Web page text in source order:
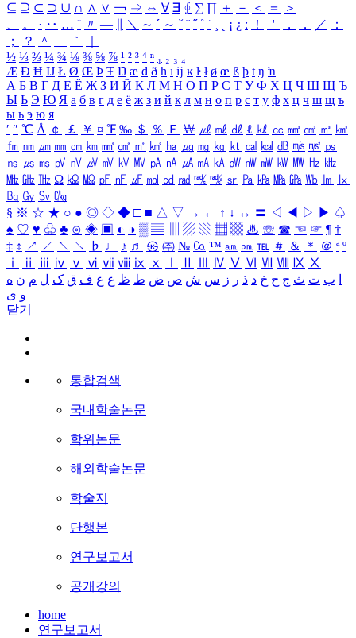
⊆ ⊇ ⊂ ⊃ ∪ ∩ ∧ ∨ ￢ ⇒ ⇔ ∀ ∃ ∮ ∑ ∏ ＋ － ＜ ＝
＞
、
。 · ‥ … ¨ 〃 ― ＼ ∼ ´ ～ ˇ ˘ ˝ ˚ ˙ ¸ ¡ ¿ ː ！ ＇ ， ． ／
：
；
？ ＾ ｀
½ ⅓ ⅔ ¼ ¾ ⅛ ⅜ ⅝ ⅞ ¹ ² ³ ⁴ ⁿ ₁ ₂ ₃ ₄
Æ Ð Ħ Ĳ Ł Ø Œ Þ Ŧ Ŋ æ đ ð ħ ı ĳ ĸ ŀ ł ø œ ß þ ŧ ŋ ŉ
А Б В Г Д Е Ё Ж З И Й К Л М Н О П Р С Т У Ф Х Ц Ч Ш Щ Ъ
Ы Ь Э Ю Я а б в г д е ё ж з и й к л м н о п р с т у ф х ц ч ш щ ъ
ы ь э ю я
′ ″ ℃ Å ￠ ￡ ￥ ¤ ℉ ‰ ＄ ％ Ｆ ￦ ㎕ ㎖ ㎗ ℓ ㎘ ㏄ ㎣ ㎤ ㎥ ㎦
㎙ ㎚ ㎛ ㎜ ㎝ ㎞ ㎟ ㎠ ㎡ ㎢ ㏊ ㎍ ㎎ ㎏ ㏏ ㎈ ㎉ ㏈ ㎧ ㎨ ㎰
㎱ ㎲ ㎳ ㎴ ㎵ ㎶ ㎷ ㎸ ㎹ ㎀ ㎁ ㎂ ㎃ ㎄ ㎺ ㎻ ㎽ ㎾ ㎿ ㎐ ㎑
㎒ ㎓ ㎔ Ω ㏀ ㏁ ㎊ ㎋ ㎌ ㏖ ㏅ ㎭ ㎮ ㎯ ㏛ ㎩ ㎪ ㎫ ㎬ ㏝ ㏐
㏓
㏃ ㏉ ㏜ ㏆
§ ※ ☆ ★ ○ ● ◎ ◇ ◆ □ ■ △ ▽ → ← ↑ ↓ ↔ 〓 ◁ ◀ ▷ ▶ ♤
♠ ♡ ♥ ♧ ♣ ⊙ ◈ ▣ ◐ ◑ ▒ ▤ ▨ ▧ ▦ ▩ ♨ ☏ ☎ ☜ ☞ ¶ †
‡ ↕ ↗ ↙ ↖ ↘ ♭ ♩ ♪ ♬ ㉿ ㈜ № ㏇ ™ ㏂ ㏘ ℡ ＃ ＆ ＊ ＠ ª º
ⅰ
ⅱ ⅲ ⅳ ⅴ ⅵ ⅶ ⅷ ⅸ ⅹ Ⅳ Ⅴ Ⅵ Ⅶ Ⅷ Ⅸ Ⅹ
ب ت ث ج ح خ د ذ ر ز س ش ص ض ط ظ ع غ ف ق ک ل م ن ه
و ی
닫기
통합검색
국내학술논문
학위논문
해외학술논문
학술지
단행본
연구보고서
공개강의
home
연구보고서